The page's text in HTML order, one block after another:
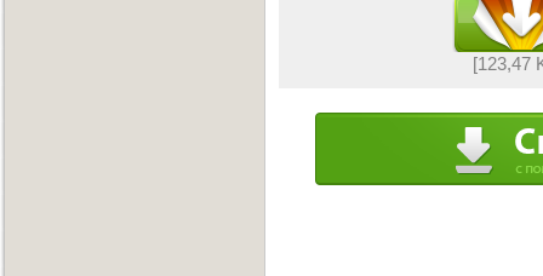
[123,47